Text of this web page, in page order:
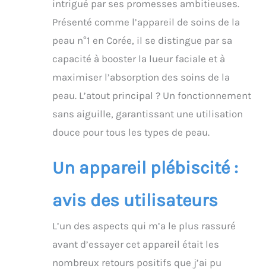
intrigué par ses promesses ambitieuses.
Présenté comme l’appareil de soins de la
peau n°1 en Corée, il se distingue par sa
capacité à booster la lueur faciale et à
maximiser l’absorption des soins de la
peau. L’atout principal ? Un fonctionnement
sans aiguille, garantissant une utilisation
douce pour tous les types de peau.
Un appareil plébiscité :
avis des utilisateurs
L’un des aspects qui m’a le plus rassuré
avant d’essayer cet appareil était les
nombreux retours positifs que j’ai pu